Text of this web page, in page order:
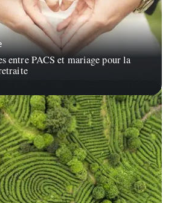
entre PACS et mariage pour la